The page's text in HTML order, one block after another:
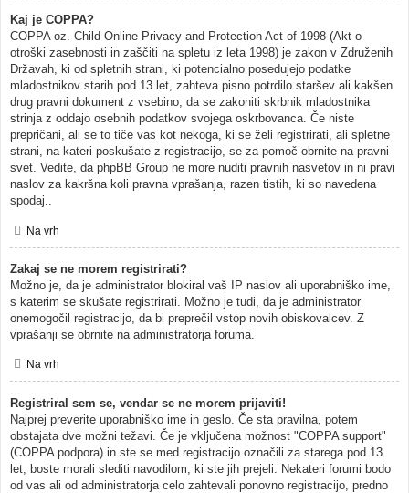
Kaj je COPPA?
COPPA oz. Child Online Privacy and Protection Act of 1998 (Akt o
otroški zasebnosti in zaščiti na spletu iz leta 1998) je zakon v Združenih
Državah, ki od spletnih strani, ki potencialno posedujejo podatke
mladostnikov starih pod 13 let, zahteva pisno potrdilo staršev ali kakšen
drug pravni dokument z vsebino, da se zakoniti skrbnik mladostnika
strinja z oddajo osebnih podatkov svojega oskrbovanca. Če niste
prepričani, ali se to tiče vas kot nekoga, ki se želi registrirati, ali spletne
strani, na kateri poskušate z registracijo, se za pomoč obrnite na pravni
svet. Vedite, da phpBB Group ne more nuditi pravnih nasvetov in ni pravi
naslov za kakršna koli pravna vprašanja, razen tistih, ki so navedena
spodaj..
Na vrh
Zakaj se ne morem registrirati?
Možno je, da je administrator blokiral vaš IP naslov ali uporabniško ime,
s katerim se skušate registrirati. Možno je tudi, da je administrator
onemogočil registracijo, da bi preprečil vstop novih obiskovalcev. Z
vprašanji se obrnite na administratorja foruma.
Na vrh
Registriral sem se, vendar se ne morem prijaviti!
Najprej preverite uporabniško ime in geslo. Če sta pravilna, potem
obstajata dve možni težavi. Če je vključena možnost "COPPA support"
(COPPA podpora) in ste se med registracijo označili za starega pod 13
let, boste morali slediti navodilom, ki ste jih prejeli. Nekateri forumi bodo
od vas ali od administratorja celo zahtevali ponovno registracijo, predno